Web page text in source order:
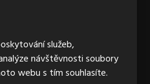
hřiště
služeb,
návštěvnosti soubory
webu s tím souhlasíte.